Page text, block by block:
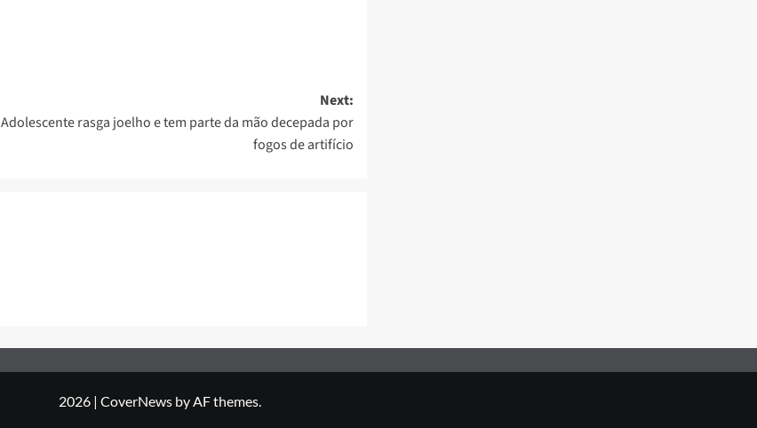
Next:
Adolescente rasga joelho e tem parte da mão decepada por
fogos de artifício
2026 | CoverNews by AF themes.